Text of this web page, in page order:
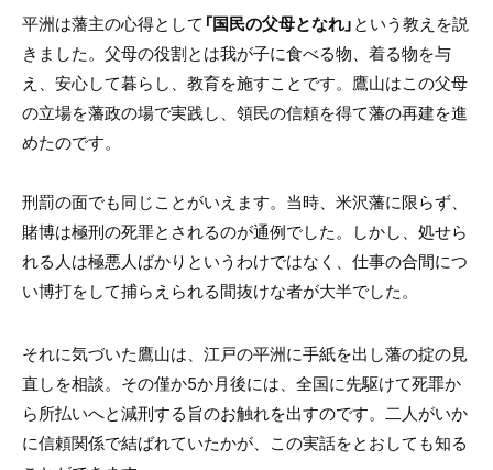
平洲は藩主の心得として 「国民の父母となれ」という教えを説
きました。父母の役割とは我が子に食べる物、着る物を与
え、安心して暮らし、教育を施すことです。鷹山はこの父母
の立場を藩政の場で実践し、領民の信頼を得て藩の再建を進
めたのです。
刑罰の面でも同じことがいえます。当時、米沢藩に限らず、
賭博は極刑の死罪とされるのが通例でした。しかし、処せら
れる人は極悪人ばかりというわけではなく、仕事の合間につ
い博打をして捕らえられる間抜けな者が大半でした。
それに気づいた鷹山は、江戸の平洲に手紙を出し藩の掟の見
直しを相談。その僅か5か月後には、全国に先駆けて死罪か
ら所払いへと減刑する旨のお触れを出すのです。二人がいか
に信頼関係で結ばれていたかが、この実話をとおしても知る